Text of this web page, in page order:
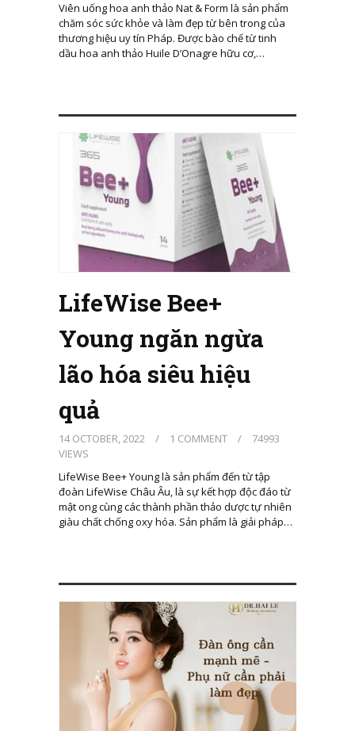
Viên uống hoa anh thảo Nat & Form là sản phẩm
chăm sóc sức khỏe và làm đẹp từ bên trong của
thương hiệu uy tín Pháp. Được bào chế từ tinh
dầu hoa anh thảo Huile D’Onagre hữu cơ,…
LifeWise Bee+
Young ngăn ngừa
lão hóa siêu hiệu
quả
14 OCTOBER, 2022 / 1 COMMENT /
74993
VIEWS
LifeWise Bee+ Young là sản phẩm đến từ tập
đoàn LifeWise Châu Âu, là sự kết hợp độc đáo từ
mật ong cùng các thành phần thảo dược tự nhiên
giàu chất chống oxy hóa. Sản phẩm là giải pháp…